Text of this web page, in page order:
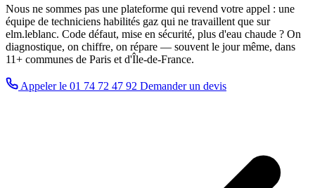
Nous ne sommes pas une plateforme qui revend votre appel : une
équipe de techniciens habilités gaz qui ne travaillent que sur
elm.leblanc. Code défaut, mise en sécurité, plus d'eau chaude ? On
diagnostique, on chiffre, on répare — souvent le jour même, dans
11+ communes de Paris et d'Île-de-France.
Appeler le 01 74 72 47 92 Demander un devis